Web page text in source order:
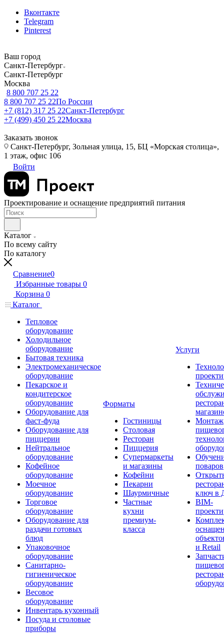
Вконтакте
Telegram
Pinterest
Ваш город
Санкт-Петербург
Санкт-Петербург
Москва
8 800 707 25 22
8 800 707 25 22По России
+7 (812) 317 25 22Санкт-Петербург
+7 (499) 450 25 22Москва
Заказать звонок
Санкт-Петербург, Зольная улица, 15, БЦ «Морская столица»,
1 этаж, офис 106
Войти
Проектирование и оснащение предприятий питания
Каталог
По всему сайту
По каталогу
Сравнение0
Избранные товары 0
Корзина 0
Каталог
Тепловое
оборудование
Холодильное
оборудование
Бытовая техника
Электромеханическое
оборудование
Пекарское и
кондитерское
оборудование
Оборудование для
фаст-фуда
Оборудование для
пиццерии
Нейтральное
оборудование
Кофейное
оборудование
Моечное
оборудование
Торговое
оборудование
Оборудование для
раздачи готовых
блюд
Упаковочное
оборудование
Санитарно-
гигиеническое
оборудование
Весовое
оборудование
Инвентарь кухонный
Посуда и столовые
приборы
Форматы
Гостиницы
Столовая
Ресторан
Пиццерия
Супермаркеты
и магазины
Кофейни
Пекарни
Шаурмичные
Частные
кухни
премиум-
класса
Услуги
Монтаж
поваров
ключ в
BIM-
и Retail